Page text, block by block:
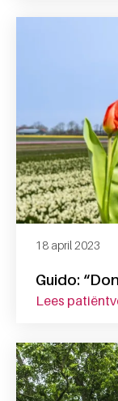
Guido:
18 april 2023
lees